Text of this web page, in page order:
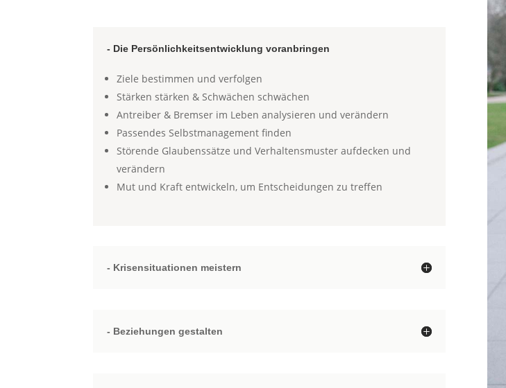
- Die Persönlichkeitsentwicklung voranbringen
Ziele bestimmen und verfolgen
Stärken stärken & Schwächen schwächen
Antreiber & Bremser im Leben analysieren und verändern
Passendes Selbstmanagement finden
Störende Glaubenssätze und Verhaltensmuster aufdecken und
verändern
Mut und Kraft entwickeln, um Entscheidungen zu treffen
- Krisensituationen meistern
- Beziehungen gestalten